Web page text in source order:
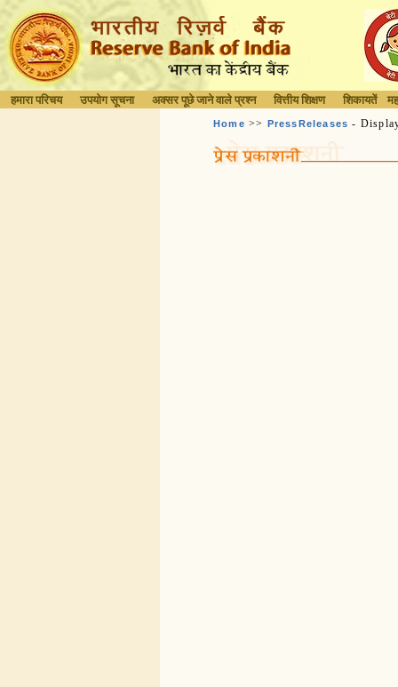
हमारा परिचय उपयोग सूचना अक्सर पूछे जाने वाले प्रश्न वित्तीय शिक्षण शिकायतें
Home >> PressReleases -